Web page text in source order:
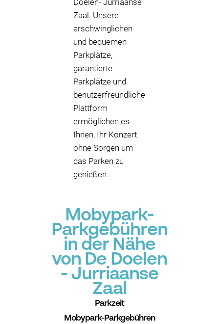
Doelen- Jurriaanse
Zaal. Unsere
erschwinglichen
und bequemen
Parkplätze,
garantierte
Parkplätze und
benutzerfreundliche
Plattform
ermöglichen es
Ihnen, Ihr Konzert
ohne Sorgen um
das Parken zu
genießen.
Mobypark-
Parkgebühren
in der Nähe
von De Doelen
- Jurriaanse
Zaal
Parkzeit
Mobypark-Parkgebühren